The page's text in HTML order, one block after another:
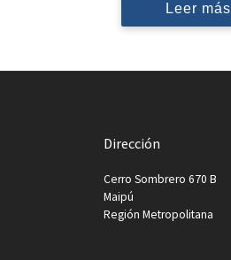
Leer más
Dirección
Cerro Sombrero 670 B
Maipú
Región Metropolitana